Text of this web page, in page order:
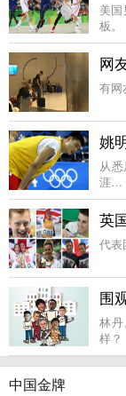
美
板。
网
有网
姚
从
涯…
英
代表
围
林
样？
中国金牌